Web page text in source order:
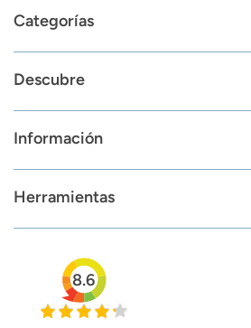
Categorías
Descubre
Información
Herramientas
8.6